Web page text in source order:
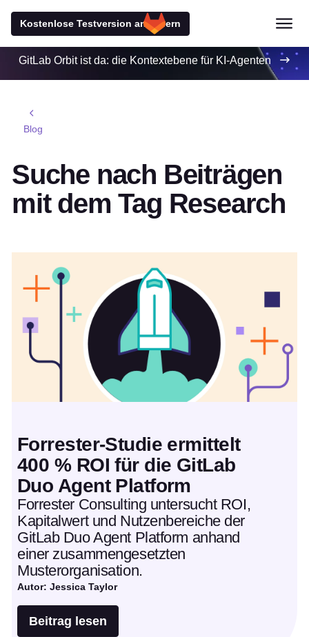
Kostenlose Testversion anfordern
GitLab Orbit ist da: die Kontextebene für KI-Agenten
Blog
Suche nach Beiträgen
mit dem Tag Research
Empfohlener Beitrag
Forrester-Studie ermittelt
400 % ROI für die GitLab
Duo Agent Platform
Forrester Consulting untersucht ROI,
Kapitalwert und Nutzenbereiche der
GitLab Duo Agent Platform anhand
einer zusammengesetzten
Musterorganisation.
Autor: Jessica Taylor
Beitrag lesen